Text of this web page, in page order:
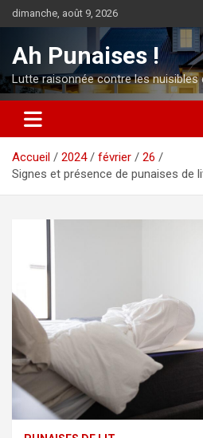
Aller
au
dimanche, août 9, 2026
Ah Punaises !
Lutte raisonnée contre les nuisibles
Accueil 2024 février
26
Signes et présence de punaises de